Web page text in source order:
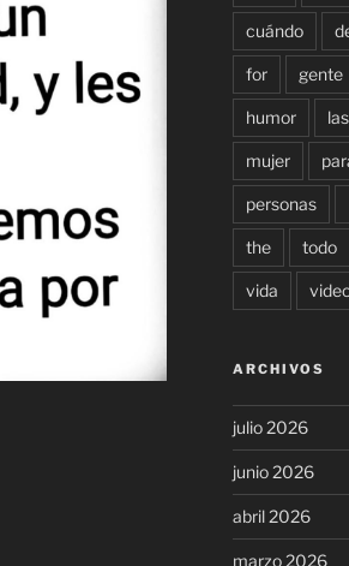
cuándo
for gente
humor las
mujer
personas
the todo
vida
ARCHIVOS
julio 2026
junio 2026
abril 2026
marzo 2026